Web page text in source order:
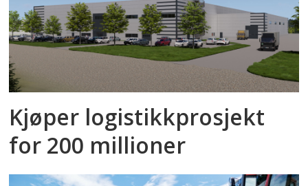
Kjøper logistikkprosjekt
for 200 millioner